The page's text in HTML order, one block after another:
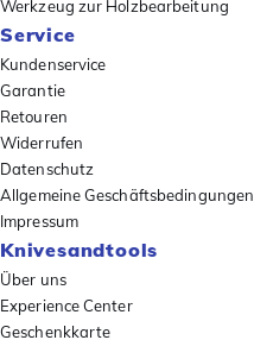
Werkzeug zur Holzbearbeitung
Service
Kundenservice
Garantie
Retouren
Widerrufen
Datenschutz
Allgemeine Geschäftsbedingungen
Impressum
Knivesandtools
Über uns
Experience Center
Geschenkkarte